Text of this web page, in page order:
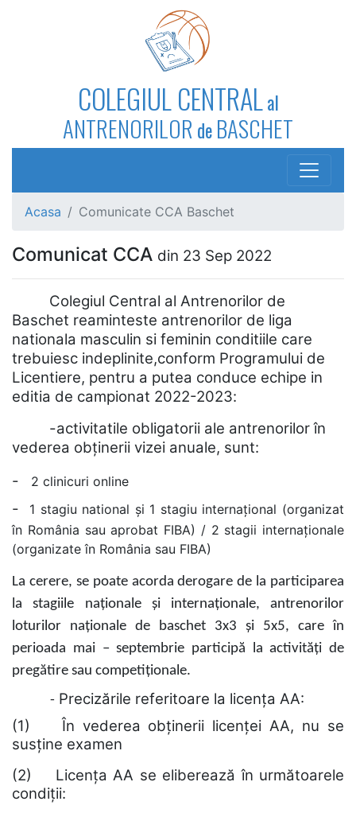
COLEGIUL CENTRALal
ANTRENORILOR de BASCHET
Acasa Comunicate CCA Baschet
Comunicat CCA din 23 Sep 2022
Colegiul Central al Antrenorilor de
Baschet reaminteste antrenorilor de liga
nationala masculin si feminin conditiile care
trebuiesc indeplinite,conform Programului de
Licentiere, pentru a putea conduce echipe in
editia de campionat 2022-2023:
-activitatile obligatorii ale antrenorilor în
vederea obținerii vizei anuale, sunt:
-
2 clinicuri online
-
1 stagiu national și 1 stagiu internațional (organizat
în România sau aprobat FIBA) / 2 stagii internaționale
(organizate în România sau FIBA)
La cerere, se poate acorda derogare de la participarea
la stagiile naționale și internaționale, antrenorilor
loturilor naționale de baschet 3x3 și 5x5, care în
perioada mai – septembrie participă la activități de
pregătire sau competiționale.
- Precizările referitoare la licența AA:
(1) În vederea obținerii licenței AA, nu se
susține examen
(2) Licența AA se eliberează în următoarele
condiții: